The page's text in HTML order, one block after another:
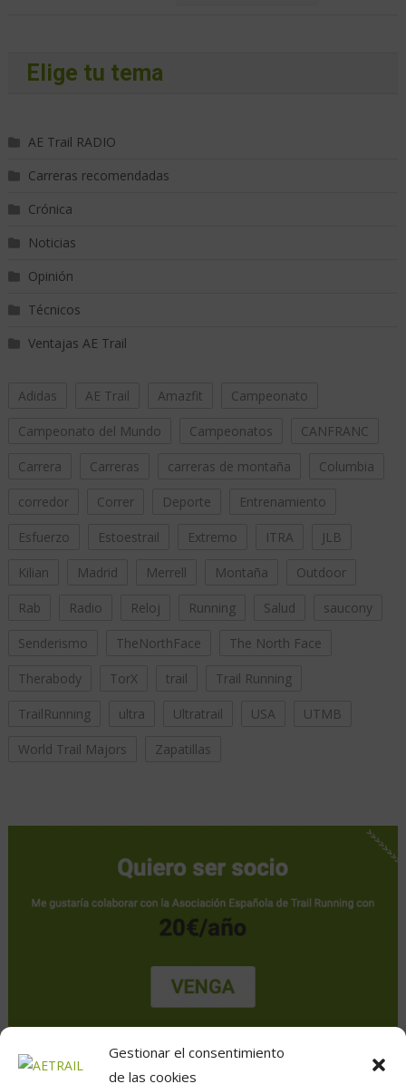
Gestionar el consentimiento
de las cookies
Elige tu tema
AE Trail RADIO
Carreras recomendadas
Crónica
Noticias
Opinión
Técnicos
Ventajas AE Trail
Adidas AE Trail Amazfit Campeonato
Campeonato del Mundo Campeonatos CANFRANC
Carrera Carreras carreras de montaña Columbia
corredor Correr Deporte Entrenamiento
Esfuerzo Estoestrail Extremo ITRA JLB
Kilian Madrid Merrell Montaña Outdoor
Rab Radio Reloj Running Salud saucony
Senderismo TheNorthFace The North Face
Therabody TorX trail Trail Running
TrailRunning ultra Ultratrail USA UTMB
World Trail Majors Zapatillas